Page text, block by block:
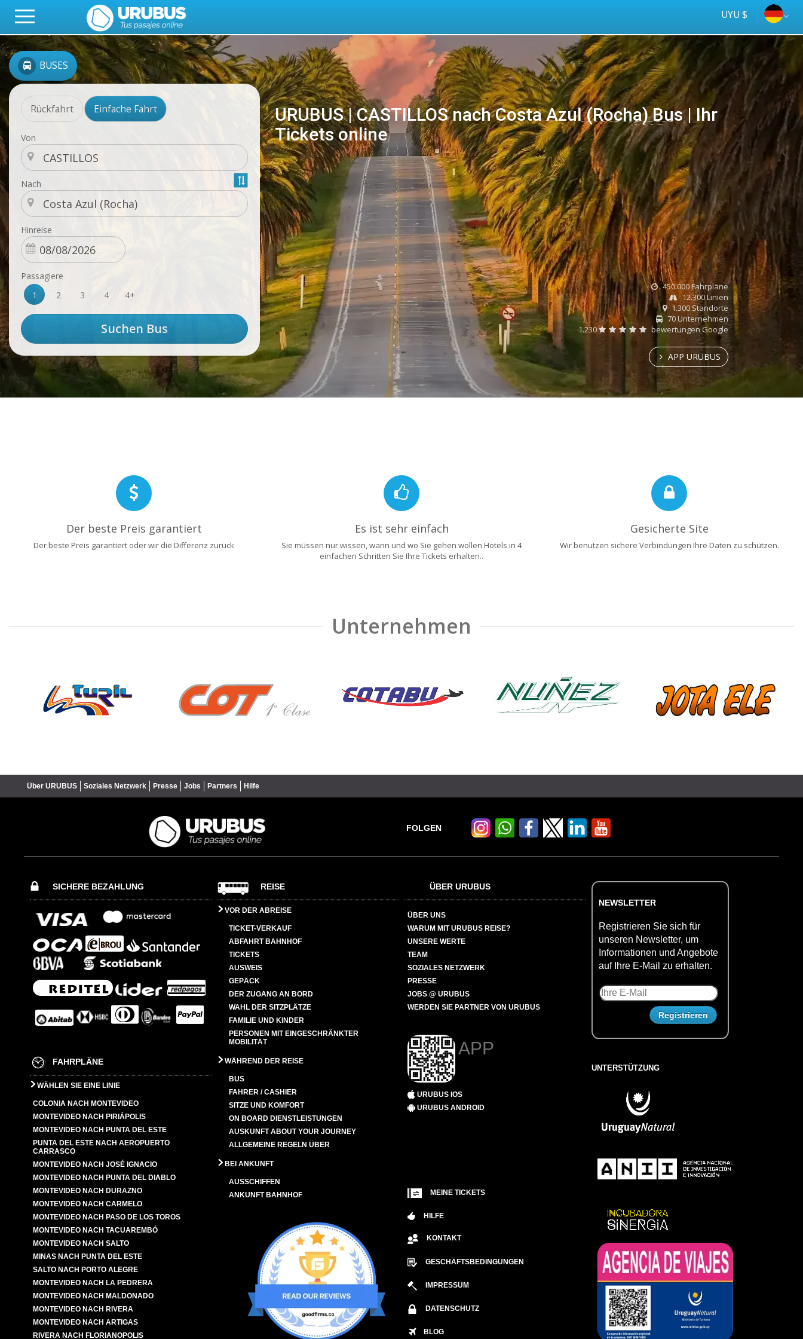
UYU $
BUSES
Rückfahrt Einfache Fahrt
Von
Nach
Hinreise
Passagiere
1
2 3 4 4+
URUBUS | CASTILLOS nach Costa Azul (Rocha) Bus | Ihr
Tickets online
online
Tus
ómnibus
450.000 Fahrpläne
12.300 Linien
1.300 Standorte
70 Unternehmen
1.230
bewertungen Google
APP URUBUS
Der beste Preis garantiert
Der beste Preis garantiert oder wir die Differenz zurück
Es ist sehr einfach
Sie müssen nur wissen, wann und wo Sie gehen wollen Hotels in 4
einfachen Schritten Sie Ihre Tickets erhalten..
Gesicherte Site
Wir benutzen sichere Verbindungen Ihre Daten zu schützen.
Unternehmen
Über URUBUS Soziales Netzwerk Presse Jobs Partners Hilfe
FOLGEN
SICHERE BEZAHLUNG
FAHRPLÄNE
WÄHLEN SIE EINE LINIE
COLONIA NACH MONTEVIDEO
MONTEVIDEO NACH PIRIÁPOLIS
MONTEVIDEO NACH PUNTA DEL ESTE
PUNTA DEL ESTE NACH AEROPUERTO
CARRASCO
MONTEVIDEO NACH JOSÉ IGNACIO
MONTEVIDEO NACH PUNTA DEL DIABLO
MONTEVIDEO NACH DURAZNO
MONTEVIDEO NACH CARMELO
MONTEVIDEO NACH PASO DE LOS TOROS
MONTEVIDEO NACH TACUAREMBÓ
MONTEVIDEO NACH SALTO
MINAS NACH PUNTA DEL ESTE
SALTO NACH PORTO ALEGRE
MONTEVIDEO NACH LA PEDRERA
MONTEVIDEO NACH MALDONADO
MONTEVIDEO NACH RIVERA
MONTEVIDEO NACH ARTIGAS
RIVERA NACH FLORIANOPOLIS
REISE
VOR DER ABREISE
TICKET-VERKAUF
ABFAHRT BAHNHOF
TICKETS
AUSWEIS
GEPÄCK
DER ZUGANG AN BORD
WAHL DER SITZPLÄTZE
FAMILIE UND KINDER
PERSONEN MIT EINGESCHRÄNKTER
MOBILITÄT
WÄHREND DER REISE
BUS
FAHRER / CASHIER
SITZE UND KOMFORT
ON BOARD DIENSTLEISTUNGEN
AUSKUNFT ABOUT YOUR JOURNEY
ALLGEMEINE REGELN ÜBER
BEI ANKUNFT
AUSSCHIFFEN
ANKUNFT BAHNHOF
ÜBER URUBUS
ÜBER UNS
WARUM MIT URUBUS REISE?
UNSERE WERTE
TEAM
SOZIALES NETZWERK
PRESSE
JOBS @ URUBUS
WERDEN SIE PARTNER VON URUBUS
APP
URUBUS IOS
URUBUS ANDROID
MEINE TICKETS
HILFE
KONTAKT
GESCHÄFTSBEDINGUNGEN
IMPRESSUM
DATENSCHUTZ
BLOG
NEWSLETTER
Registrieren Sie sich für
unseren Newsletter, um
Informationen und Angebote
auf Ihre E-Mail zu erhalten.
UNTERSTÜTZUNG